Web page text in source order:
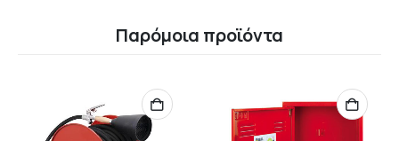
Παρόμοια προϊόντα